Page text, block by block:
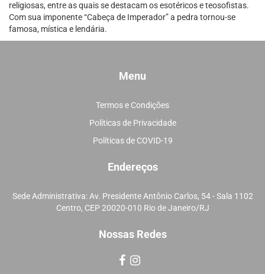
religiosas, entre as quais se destacam os esotéricos e teosofistas.
Com sua imponente “Cabeça de Imperador” a pedra tornou-se
famosa, mística e lendária.
Menu
Termos e Condições
Políticas de Privacidade
Políticas de COVID-19
Endereços
Sede Administrativa: Av. Presidente Antônio Carlos, 54 - Sala 1102
Centro, CEP 20020-010 Rio de Janeiro/RJ
Nossas Redes